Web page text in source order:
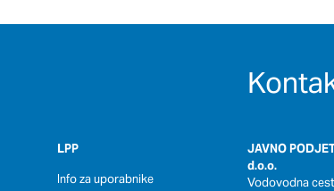
LPP
Info za uporabnike
JAVNO
d.o.o.
Vodovodna